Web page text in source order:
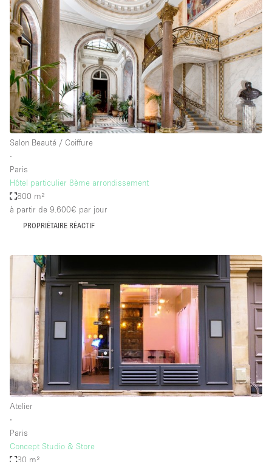
Salon Beauté / Coiffure
∙
Paris
Hôtel particulier 8ème arrondissement
800 m²
à partir de 9.600€ par jour
PROPRIÉTAIRE RÉACTIF
Atelier
∙
Paris
Concept Studio & Store
30 m²